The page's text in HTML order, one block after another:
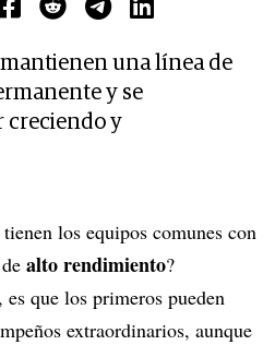
una línea de
y se
creciendo y
los equipos comunes con
alto rendimiento?
es que los primeros pueden
extraordinarios, aunque